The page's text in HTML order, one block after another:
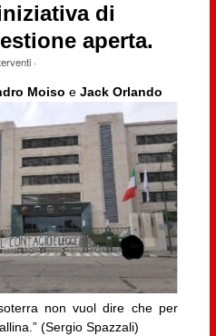
di
aperta.
·
Moiso e Jack Orlando
non vuol dire che per
(Sergio Spazzali)